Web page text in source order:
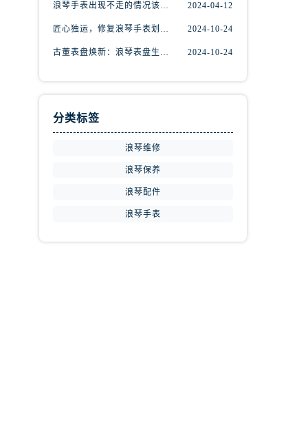
浪琴手表出现不走的情况该如何维修？ 2024-04-12
匠心独运，修复浪琴手表划痕：专业技巧大揭秘 2024-10-24
古董表盘焕新：浪琴表盘生锈修复秘籍揭秘 2024-10-24
分类标签
浪琴维修
浪琴保养
浪琴配件
浪琴手表